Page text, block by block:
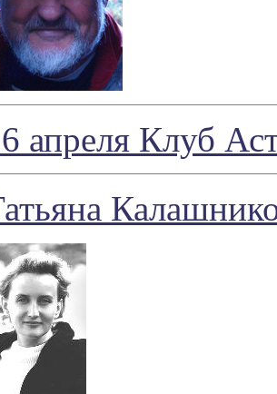
апреля Клуб